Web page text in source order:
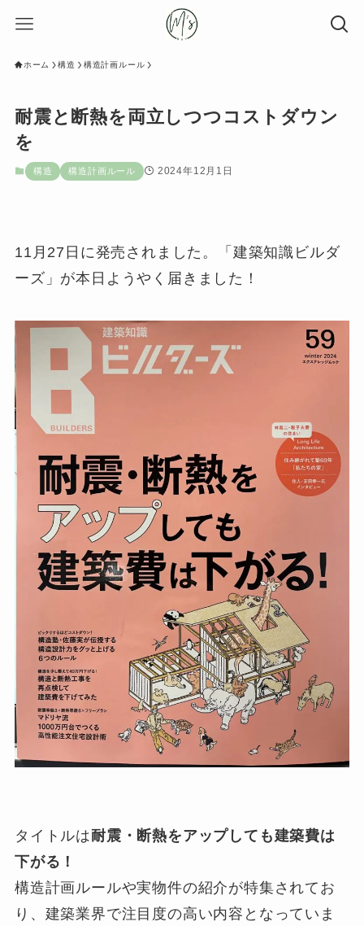
ホーム 構造 構造計画ルール
耐震と断熱を両立しつつコストダウン
を
構造 構造計画ルール 2024年12月1日
11月27日に発売されました。「建築知識ビルダ
ーズ」が本日ようやく届きました！
タイトルは耐震・断熱をアップしても建築費は
下がる！
構造計画ルールや実物件の紹介が特集されてお
り、建築業界で注目度の高い内容となっていま